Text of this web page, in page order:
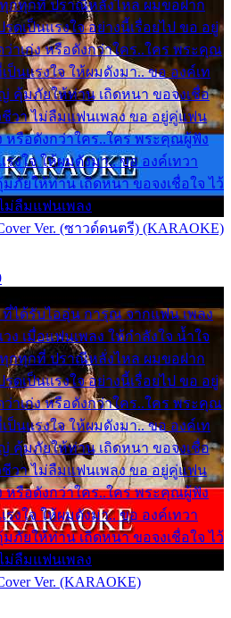
กทุกที่ ปราณีหลั่งไหล ผมขอฝาก
ดเป็นแรงใจ อย่างนี้เรื่อยไป ขอ อยู่
าเก่ง หรือดังกว่าใคร..ใคร พระคุณ
ป็นแรงใจ ให้ผมดังมา.. ขอ องค์เท
คุ้มภัยให้ท่าน เถิดหนา ขอจงเชื่อ
ชีวา ไม่ลืมแฟนเพลง ขอ อยู่คู่แฟน
หรือดังกว่าใคร..ใคร พระคุณผู้ฟัง
งใจ ให้ผมดังมา.. ขอ องค์เทวา
ภัยให้ท่าน เถิดหนา ขอจงเชื่อใจ ไว้
ม่ลืมแฟนเพลง
Ver. (ซาวด์ดนตรี) (KARAOKE)
ได้รับไออุ่น การุณ จากแฟน เพลง
ง เมื่อแฟนเพลง ให้กำลังใจ น้ำใจ
กทุกที่ ปราณีหลั่งไหล ผมขอฝาก
ดเป็นแรงใจ อย่างนี้เรื่อยไป ขอ อยู่
าเก่ง หรือดังกว่าใคร..ใคร พระคุณ
ป็นแรงใจ ให้ผมดังมา.. ขอ องค์เท
คุ้มภัยให้ท่าน เถิดหนา ขอจงเชื่อ
ชีวา ไม่ลืมแฟนเพลง ขอ อยู่คู่แฟน
หรือดังกว่าใคร..ใคร พระคุณผู้ฟัง
งใจ ให้ผมดังมา.. ขอ องค์เทวา
ภัยให้ท่าน เถิดหนา ขอจงเชื่อใจ ไว้
ม่ลืมแฟนเพลง
Ver. (KARAOKE)